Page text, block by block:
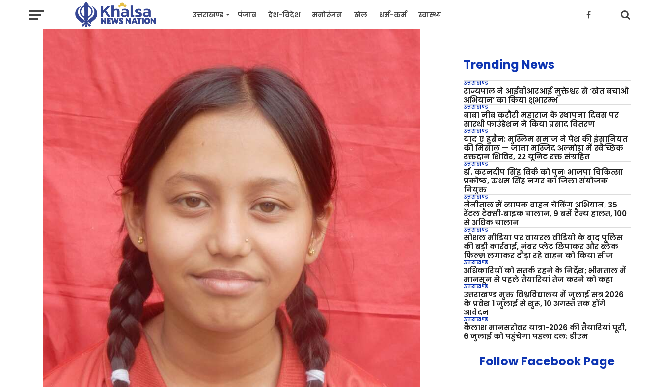
उत्तराखण्ड पंजाब देश-विदेश मनोरंजन खेल धर्म-कर्म स्वास्थ्य
Trending News
उत्तराखण्ड
राज्यपाल ने आईवीआरआई मुक्तेश्वर से ‘खेत बचाओ
अभियान’ का किया शुभारम्भ
उत्तराखण्ड
बाबा नीब करौरी महाराज के स्थापना दिवस पर
सारथी फाउंडेशन ने किया प्रसाद वितरण
उत्तराखण्ड
याद ए हुसैन: मुस्लिम समाज ने पेश की इंसानियत
की मिसाल — जामा मस्जिद अल्मोड़ा में स्वैच्छिक
रक्तदान शिविर, 22 यूनिट रक्त संग्रहित
उत्तराखण्ड
डॉ. करनदीप सिंह विर्क को पुनः भाजपा चिकित्सा
प्रकोष्ठ, ऊधम सिंह नगर का जिला संयोजक
नियुक्त
उत्तराखण्ड
नैनीताल में व्यापक वाहन चेकिंग अभियान; 35
रेंटल टैक्सी‑बाइक चालान, 9 बसें दैन्य हालत, 100
से अधिक चालान
उत्तराखण्ड
सोशल मीडिया पर वायरल वीडियो के बाद पुलिस
की बड़ी कार्रवाई, नंबर प्लेट छिपाकर और ब्लैक
फिल्म लगाकर दौड़ा रहे वाहन को किया सीज
उत्तराखण्ड
अधिकारियों को सतर्क रहने के निर्देश; भीमताल में
मानसून से पहले तैयारियां तेज करने को कहा
उत्तराखण्ड
उत्तराखण्ड मुक्त विश्वविद्यालय में जुलाई सत्र 2026
के प्रवेश 1 जुलाई से शुरू, 10 अगस्त तक होंगे
आवेदन
उत्तराखण्ड
कैलाश मानसरोवर यात्रा-2026 की तैयारियां पूरी,
6 जुलाई को पहुंचेगा पहला दल: डीएम
Follow Facebook Page